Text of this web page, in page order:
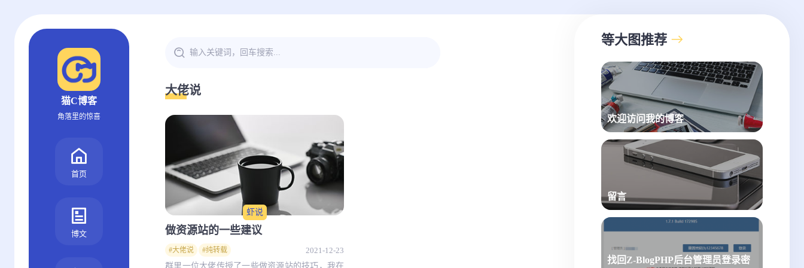
猫C博客
角落里的惊喜
首页
博文
大佬说
虾说
做资源站的一些建议
#大佬说 #纯转载
2021-12-23
群里一位大佬传授了一些做资源站的技巧，我在
等大图推荐
欢迎访问我的博客
留言
找回Z-BlogPHP后台管理员登录密